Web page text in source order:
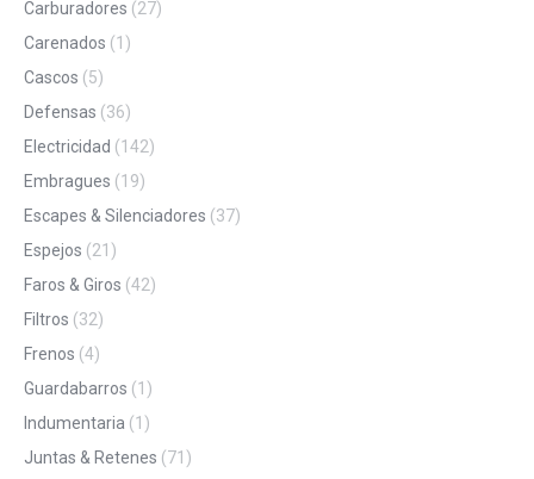
Carburadores (27)
Carenados (1)
Cascos (5)
Defensas (36)
Electricidad (142)
Embragues (19)
Escapes & Silenciadores (37)
Espejos (21)
Faros & Giros (42)
Filtros (32)
Frenos (4)
Guardabarros (1)
Indumentaria (1)
Juntas & Retenes (71)